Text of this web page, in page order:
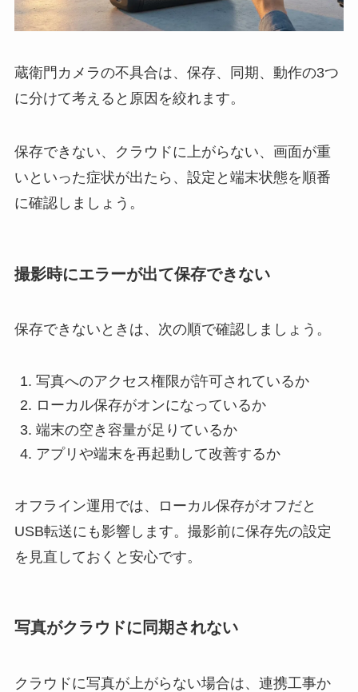
蔵衛門カメラの不具合は、保存、同期、動作の3つ
に分けて考えると原因を絞れます。
保存できない、クラウドに上がらない、画面が重
いといった症状が出たら、設定と端末状態を順番
に確認しましょう。
撮影時にエラーが出て保存できない
保存できないときは、次の順で確認しましょう。
写真へのアクセス権限が許可されているか
ローカル保存がオンになっているか
端末の空き容量が足りているか
アプリや端末を再起動して改善するか
オフライン運用では、ローカル保存がオフだと
USB転送にも影響します。撮影前に保存先の設定
を見直しておくと安心です。
写真がクラウドに同期されない
クラウドに写真が上がらない場合は、連携工事か